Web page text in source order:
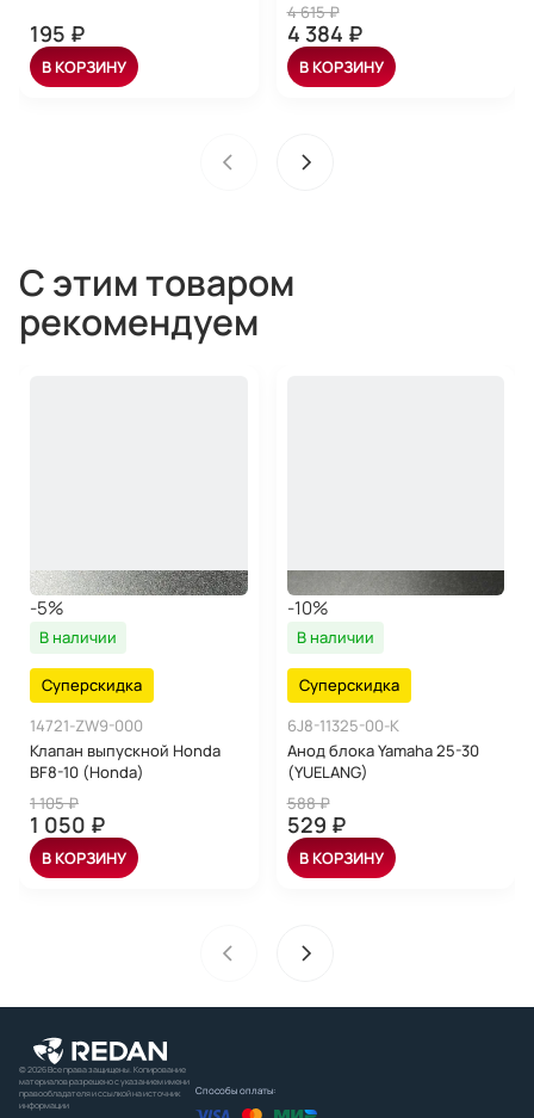
195 ₽
В КОРЗИНУ
4 615 ₽
4 384 ₽
В КОРЗИНУ
С этим товаром
рекомендуем
-5%
В наличии
Суперскидка
14721-ZW9-000
Клапан выпускной Honda
BF8-10 (Honda)
1 105 ₽
1 050 ₽
В КОРЗИНУ
-10%
В наличии
Суперскидка
6J8-11325-00-K
Анод блока Yamaha 25-30
(YUELANG)
588 ₽
529 ₽
В КОРЗИНУ
© 2026 Все права защищены. Копирование
материалов разрешено с указанием имени
правообладателя и ссылкой на источник
информации
Способы оплаты: